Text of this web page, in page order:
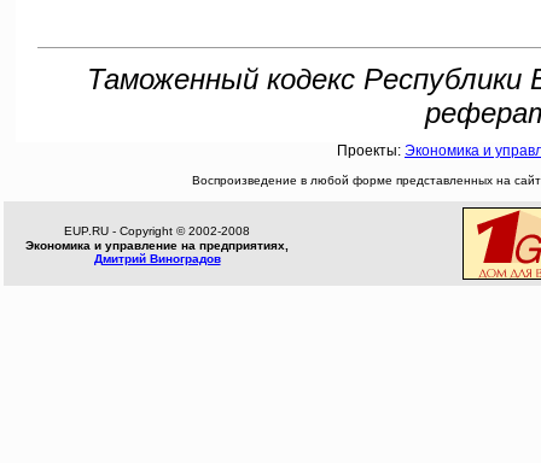
Таможенный кодекс Республики
Проекты: Экономика и
Воспроизведение в любой форме представленных на
EUP.RU - Copyright © 2002-2008
Экономика и управление на предприятиях,
Дмитрий Виноградов